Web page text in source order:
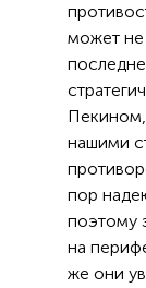
может не
Пекином,
нашими
пор
поэтому
на
же они